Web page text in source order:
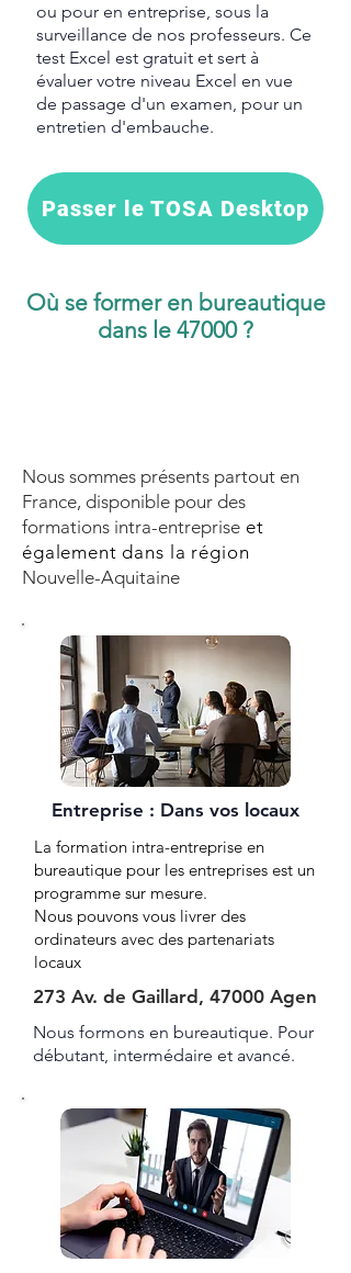
ou pour en entreprise, sous la
surveillance de nos professeurs. Ce
test Excel est gratuit et sert à
évaluer votre niveau Excel en vue
de passage d'un examen, pour un
entretien d'embauche.
Passer le TOSA Desktop
Où se former en bureautique
dans le 47000 ?
Nous sommes présents partout en
France, disponible pour des
formations intra-entreprise et
également dans la région
Nouvelle-Aquitaine
Entreprise : Dans vos locaux
La formation intra-entreprise en
bureautique pour les entreprises est un
programme sur mesure.
Nous pouvons vous livrer des
ordinateurs avec des partenariats
locaux
273 Av. de Gaillard, 47000 Agen
Nous formons en bureautique. Pour
débutant, intermédaire et avancé.